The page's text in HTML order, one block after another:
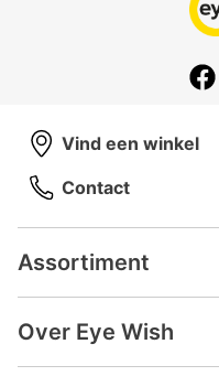
Assortiment
Over Eye Wish
Vind een winkel
Contact